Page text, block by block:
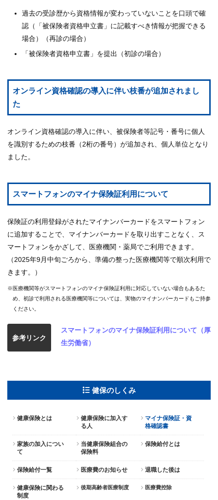
過去の受診歴から資格情報が変わっていないことを口頭で確
認（「被保険者資格申立書」に記載すべき情報が把握できる
場合）（再診の場合）
「被保険者資格申立書」を提出（初診の場合）
オンライン資格確認の導入に伴い枝番が追加されまし
た
オンライン資格確認の導入に伴い、被保険者等記号・番号に個人
を識別するための枝番（2桁の番号）が追加され、個人単位となり
ました。
スマートフォンのマイナ保険証利用について
保険証の利用登録がされたマイナンバーカードをスマートフォン
に追加することで、マイナンバーカードを取り出すことなく、ス
マートフォンをかざして、医療機関・薬局でご利用できます。
（2025年9月中旬ごろから、準備の整った医療機関等で順次利用で
きます。）
※医療機関等がスマートフォンのマイナ保険証利用に対応していない場合もあるた
め、初診で利用される医療機関等については、実物のマイナンバーカードもご持参
ください。
参考リンク
スマートフォンのマイナ保険証利用について（厚
生労働省）
健保のしくみ
健康保険とは
健康保険に加入す
る人
マイナ保険証・資
格確認書
家族の加入につい
て
当健康保険組合の
保険料
保険給付とは
保険給付一覧 医療費のお知らせ 退職した後は
健康保険に関わる
制度
後期高齢者医療制度 医療費控除